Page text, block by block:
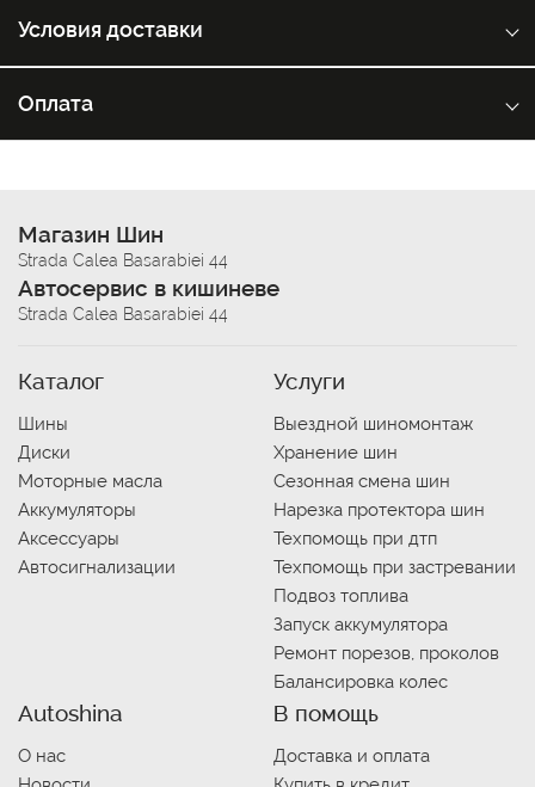
Условия доставки
Оплата
Магазин Шин
Strada Calea Basarabiei 44
Автосервис в кишиневе
Strada Calea Basarabiei 44
Каталог
Шины
Диски
Моторные масла
Аккумуляторы
Аксессуары
Автосигнализации
Услуги
Выездной шиномонтаж
Хранение шин
Сезонная смена шин
Нарезка протектора шин
Техпомощь при дтп
Техпомощь при застревании
Подвоз топлива
Запуск аккумулятора
Ремонт порезов, проколов
Балансировка колес
Autoshina
О нас
В помощь
Доставка и оплата